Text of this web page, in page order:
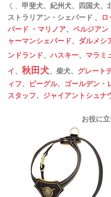
く、 甲斐犬、紀州犬、四国犬、
ストラリアン・シェパード 、
ロ
パード ・マリノア、 ベルジアン
ャーマンシェパード、 ダルメシ
ンドランド、 ハスキー、 マラミ
イ、 秋田犬、柴犬、 グレート
ィフ、 ビーグル、 ゴールデン・
スタッフ、 ジャイアントシュナ
お役に立